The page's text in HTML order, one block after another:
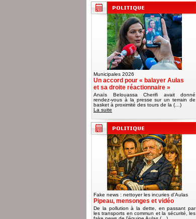
Municipales 2026
Un accord pour « balayer Aulas
et sa droite réactionnaire »
Anaïs Belouassa Cherifi avait donné
rendez-vous à la presse sur un terrain de
basket à proximité des tours de la (…)
La suite
Fake news : nettoyer les incuries d'Aulas
Pipeau, mensonges et vidéo
De la pollution à la dette, en passant par
les transports en commun et la sécurité, les